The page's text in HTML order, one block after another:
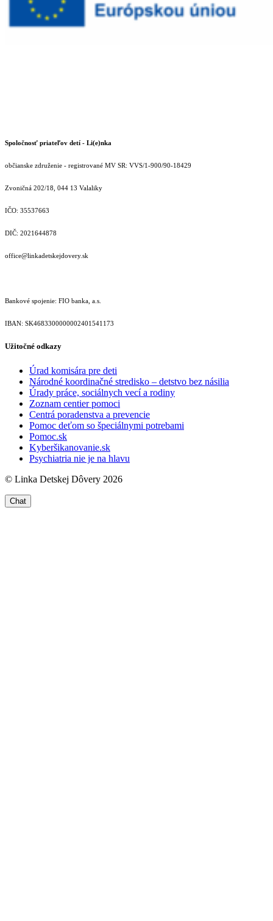
Spoločnosť priateľov detí - Li(e)nka
občianske združenie - registrované MV SR: VVS/1-900/90-18429
Zvoničná 202/18, 044 13 Valaliky
IČO: 35537663
DIČ: 2021644878
office@linkadetskejdovery.sk
Bankové spojenie: FIO banka, a.s.
IBAN: SK46833000000­02401541173
Užitočné odkazy
Úrad komisára pre deti
Národné koordinačné stredisko – detstvo bez násilia
Úrady práce, sociálnych vecí a rodiny
Zoznam centier pomoci
Centrá poradenstva a prevencie
Pomoc deťom so špeciálnymi potrebami
Pomoc.sk
Kyberšikanovanie.sk
Psychiatria nie je na hlavu
© Linka Detskej Dôvery 2026